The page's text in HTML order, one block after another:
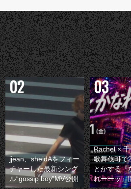
jjean、sheidAをフィー
チャーした最新シング
ル“gossip boy”MV公開
Rachel ×
歌舞伎町で
とかする『
れーーッ』